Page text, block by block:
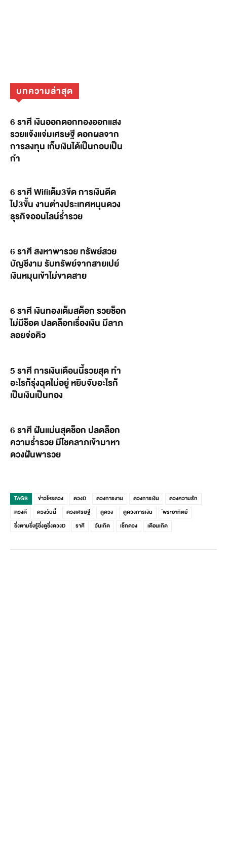
บทความล่าสุด
6 ราศี เงินออกดอกทองออกแสง
รวยแจ้งแจ่มเศรษฐี ดอกผลจาก
การลงทุน เก็บเงินได้เป็นกอบเป็น
กำ
6 ราศี Wifiเต็ม3ขีด การเงินดีด
ไป3ขั้น งานต่างประเทศหนุนดวง
ธุรกิจออนไลน์ร่ำรวย
6 ราศี สิงหาพารวย ทรัพย์สวย
บัญชีงาม รับทรัพย์จากสายเปย์
เงินหมุนเข้าไม่ขาดสาย
6 ราศี เงินทองเต็มสต็อก รวยช็อก
ไม่มีช็อต ปลดล็อกเรื่องเงิน มีลาภ
ลอยจ่อคิว
5 ราศี การเงินเดือนนี้รวยสุด ทำ
อะไรก็รุ่งฉุดไม่อยู่ หยิบจับอะไรก็
เป็นเงินเป็นทอง
6 ราศี ฝันแม่นสุดช็อก ปลดล็อก
ความร่ำรวย มีโชคลาภเข้ามาหา
ดวงฝันพารวย
TAGS ข่าวโหรดวง ดวงD ดวงการงาน ดวงการเงิน
ดวงความรัก
ดวงดี
ดวงวันนี้ ดวงเศรษฐี ดูดวง ดูดวงการเงิน
่พระอาทิตย์
ยิ่งตามยิ่งรู้ยิ่งดูยิ่งดวงD
ราศี วันเกิด เช็กดวง เดือนเกิด